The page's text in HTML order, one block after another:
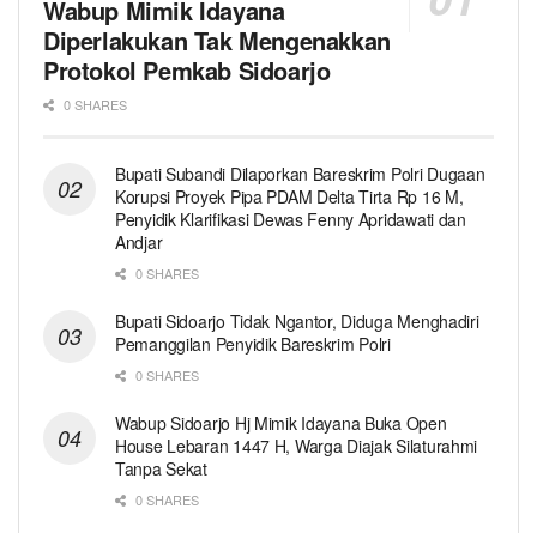
Wabup Mimik Idayana
Diperlakukan Tak Mengenakkan
Protokol Pemkab Sidoarjo
0 SHARES
Bupati Subandi Dilaporkan Bareskrim Polri Dugaan
Korupsi Proyek Pipa PDAM Delta Tirta Rp 16 M,
Penyidik Klarifikasi Dewas Fenny Apridawati dan
Andjar
0 SHARES
Bupati Sidoarjo Tidak Ngantor, Diduga Menghadiri
Pemanggilan Penyidik Bareskrim Polri
0 SHARES
Wabup Sidoarjo Hj Mimik Idayana Buka Open
House Lebaran 1447 H, Warga Diajak Silaturahmi
Tanpa Sekat
0 SHARES